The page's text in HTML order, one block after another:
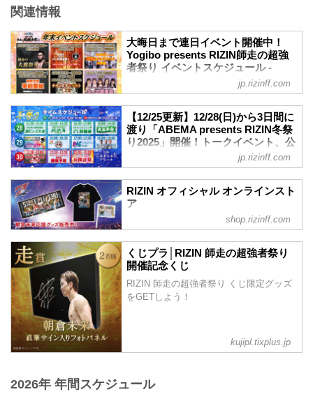
の12月30日（火）23:59まで販売！
会場に来られない方、また会場にも行く
が実況・解説ありで試合を見たい方は是
非、お好きな配信サービスでYogibo
presents RIZIN師走の超強者祭りを全試...
のライブビューイングが実施されるぞ！
このライブビューイングは声出しOK！ま
た来場者特典としてRIZINカードコレクシ
さいたまスーパーアリーナに行けない方
やイオンシネマのリッチな空間で試合を
鑑賞したい方は是非、ライブビューイン
グでRIZIN師走の超強者祭りを楽しもう！
Yogibo presents RIZIN師走の超強者祭り
ライブビューイング 開催...
関連情報
大晦日まで連日イベント開催中！
Yogibo presents RIZIN師走の超強
者祭り イベントスケジュール -
RIZIN FIGHTING FEDERATION オ
フィシャルサイト
12月31日（水）Yogibo presents RIZIN師
走の超強者祭りまで、RIZIN関連のイベン
トを連日開催しているぞ！
既に申込みを締め切っているイベントも
あるが、これから参加可能なイベントも
多数あるので、是非、イベントスケジュ
ールをチェックして大晦日に備えよう！
Yogibo presents RIZIN師走の超強者祭り
12/20(土)「RIZIN Girls Fan Meeting
Vol.2」
jp.rizinff.com
【11/26更新】金太郎、...
jp.rizinff.com
【12/25更新】12/28(日)から3日間に
渡り「ABEMA presents RIZIN冬祭
り2025」開催！トークイベント、公
開計量の実施も！ - RIZIN
FIGHTING FEDERATION オフィシ
ャルサイト
12月28日（日）から12月30日（火）の3
日間に渡り、東京・六本木ヒルズアリー
ナにて、「ABEMA presents RIZIN冬祭り
この「ABEMA presents RIZIN冬祭り
2025」では、RIZINファイターによるト
ークイベントやRIZIN大忘年会などのイベ
ントが盛りだくさん！
入場は無料！今年の年末は六本木ヒルズ
jp.rizinff.com
RIZIN オフィシャル オンラインスト
ア
日本の総合格闘技団体「RIZIN（ライジ
ントで着用して、RIZINを身近に感じよ
う。
shop.rizinff.com
くじプラ│RIZIN 師走の超強者祭り
開催記念くじ
RIZIN 師走の超強者祭り くじ限定グッズ
をGETしよう！
kujipl.tixplus.jp
2026年 年間スケジュール